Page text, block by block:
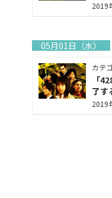
2019
05月01日（水）
カテ
「
了す
2019